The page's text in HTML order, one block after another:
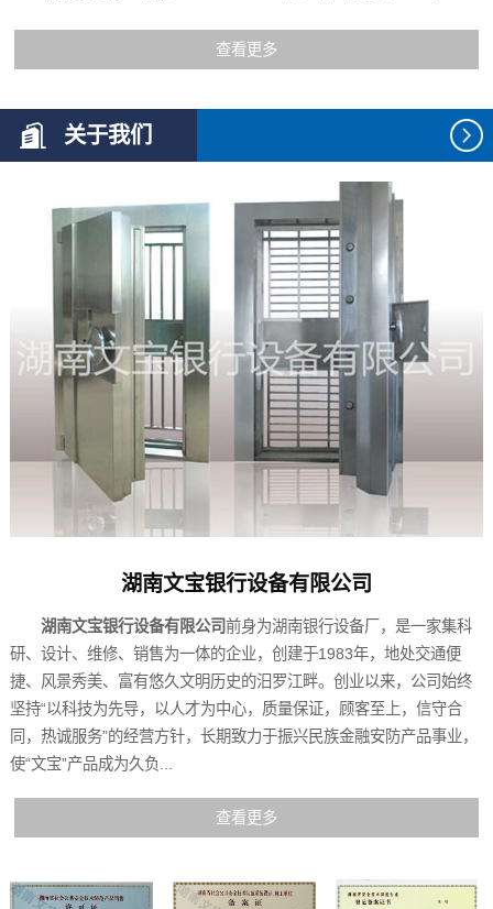
查看更多
关于我们
湖南文宝银行设备有限公司
湖南文宝银行设备有限公司前身为湖南银行设备厂，是一家集科
研、设计、维修、销售为一体的企业，创建于1983年，地处交通便
捷、风景秀美、富有悠久文明历史的汨罗江畔。创业以来，公司始终
坚持“以科技为先导，以人才为中心，质量保证，顾客至上，信守合
同，热诚服务”的经营方针，长期致力于振兴民族金融安防产品事业，
使“文宝”产品成为久负...
查看更多